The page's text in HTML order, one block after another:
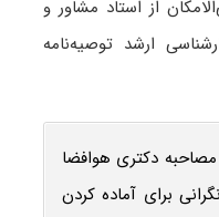
از استاد مشاور و
ارشد توصیه‌نامه
دکتری هوافضا
برای آماده کردن